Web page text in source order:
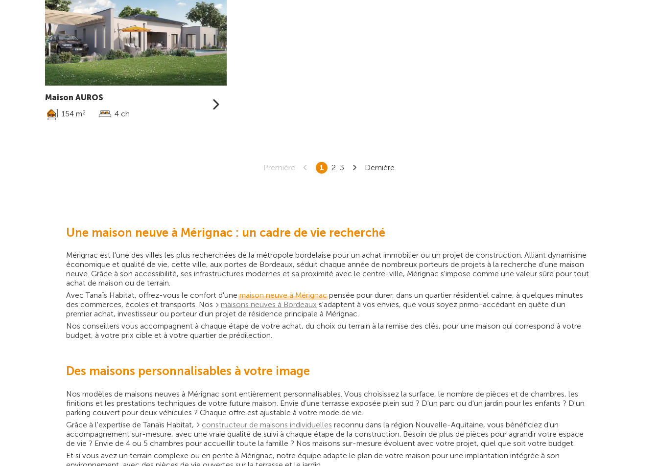
Maison AUROS
154 m2 4 ch
Première 1 2 3 Dernière
Une maison neuve à Mérignac : un cadre de vie recherché
Mérignac est l'une des villes les plus recherchées de la métropole bordelaise pour un achat immobilier ou un projet de construction. Alliant dynamisme
économique et qualité de vie, cette ville, aux portes de Bordeaux, séduit chaque année de nombreux porteurs de projets à la recherche d'une maison
neuve. Grâce à son accessibilité, ses infrastructures modernes et sa proximité avec le centre-ville, Mérignac s'impose comme une valeur sûre pour tout
achat de maison ou de terrain.
Avec Tanaïs Habitat, offrez-vous le confort d'unemaison neuve à Mérignacpensée pour durer, dans un quartier résidentiel calme, à quelques minutes
des commerces, écoles et transports. Nos
maisons neuves à Bordeaux s'adaptent à vos envies, que vous soyez primo-accédant en quête d'un
premier achat, investisseur ou porteur d'un projet de résidence principale à Mérignac.
Nos conseillers vous accompagnent à chaque étape de votre achat, du choix du terrain à la remise des clés, pour une maison qui correspond à votre
budget, à votre prix cible et à votre quartier de prédilection.
Des maisons personnalisables à votre image
Nos modèles de maisons neuves à Mérignac sont entièrement personnalisables. Vous choisissez la surface, le nombre de pièces et de chambres, les
finitions et les prestations techniques de votre future maison. Envie d'une terrasse exposée plein sud ? D'un parc ou d'un jardin pour les enfants ? D'un
parking couvert pour deux véhicules ? Chaque offre est ajustable à votre mode de vie.
Grâce à l'expertise de Tanaïs Habitat,
constructeur de maisons individuelles reconnu dans la région Nouvelle-Aquitaine, vous bénéficiez d'un
accompagnement sur-mesure, avec une vraie qualité de suivi à chaque étape de la construction. Besoin de plus de pièces pour agrandir votre espace
de vie ? Envie de 4 ou 5 chambres pour accueillir toute la famille ? Nos maisons sur-mesure évoluent avec votre projet, quel que soit votre budget.
Et si vous avez un terrain complexe ou en pente à Mérignac, notre équipe adapte le plan de votre maison pour une implantation intégrée à son